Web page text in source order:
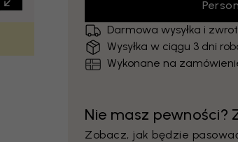
Darmowa wysyłka i
Wysyłka w ciągu 3 dni
Wykonane na
Nie masz pewności?
Zobacz, jak będzie